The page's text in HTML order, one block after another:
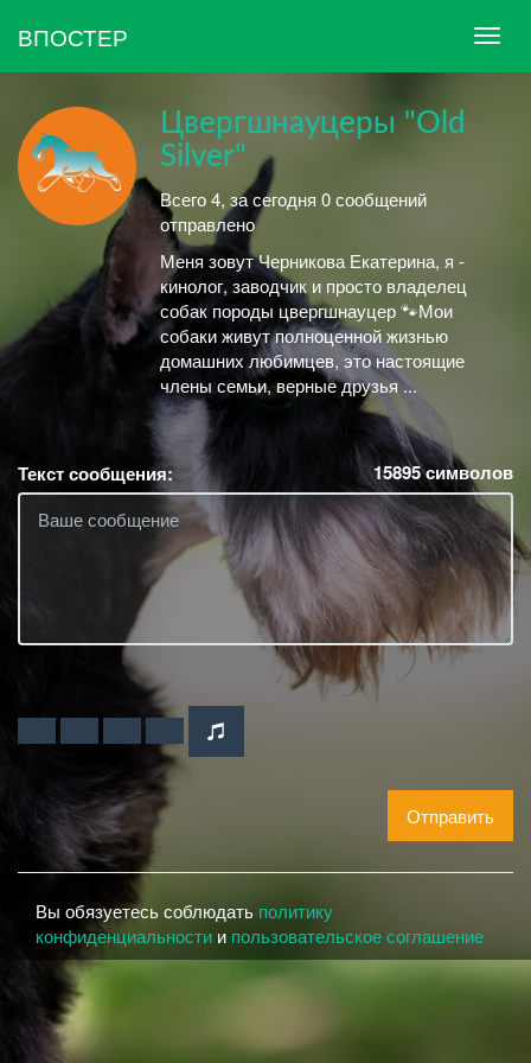
ВПОСТЕР
Цвергшнауцеры "Оld
Silver"
Всего 4, за сегодня 0 сообщений
отправлено
Меня зовут Черникова Екатерина, я -
кинолог, заводчик и просто владелец
собак породы цвергшнауцер 🐾Мои
собаки живут полноценной жизнью
домашних любимцев, это настоящие
члены семьи, верные друзья ...
Текст сообщения: 15895символов
Отправить
Вы обязуетесь соблюдать политику
конфиденциальности и пользовательское соглашение